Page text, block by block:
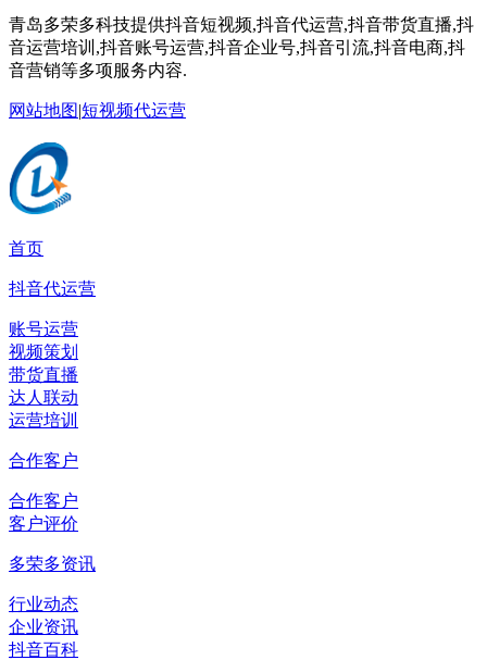
青岛多荣多科技提供抖音短视频,抖音代运营,抖音带货直播,抖
音运营培训,抖音账号运营,抖音企业号,抖音引流,抖音电商,抖
音营销等多项服务内容.
网站地图|短视频代运营
首页
抖音代运营
账号运营
视频策划
带货直播
达人联动
运营培训
合作客户
合作客户
客户评价
多荣多资讯
行业动态
企业资讯
抖音百科